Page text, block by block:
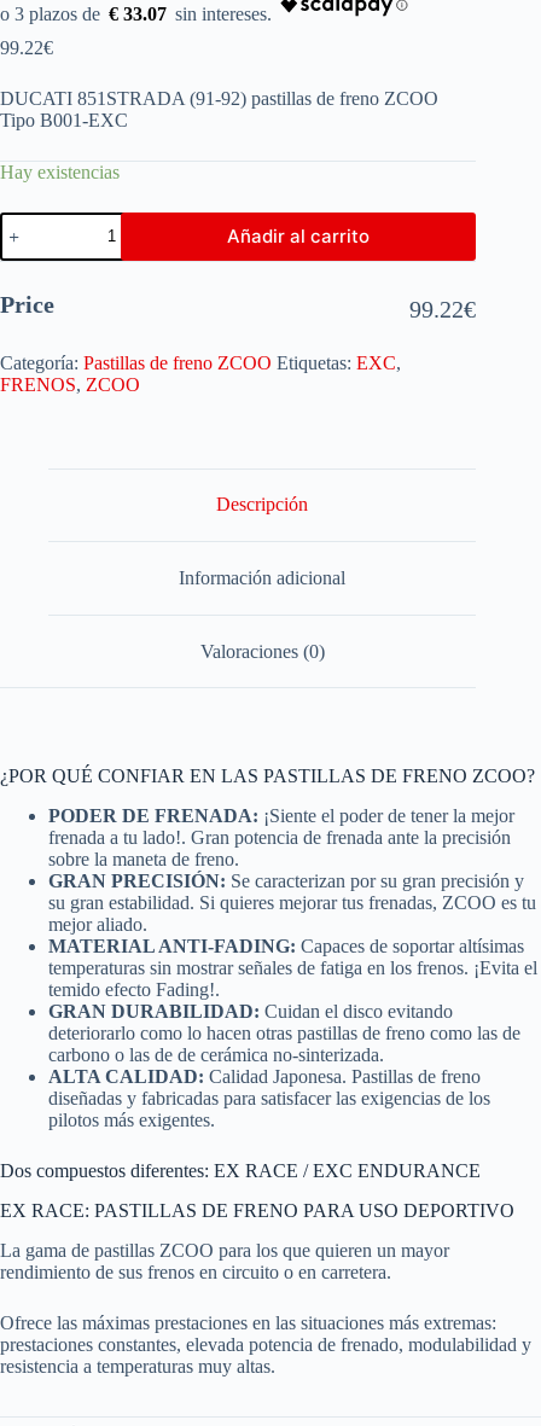
€ 33.07
99.22€
DUCATI 851STRADA (91-92) pastillas de freno ZCOO
Tipo B001-EXC
Hay existencias
Añadir al carrito
Price 99.22€
Categoría: Pastillas de freno ZCOO Etiquetas: EXC,
FRENOS, ZCOO
Descripción
Información adicional
Valoraciones (0)
¿POR QUÉ CONFIAR EN LAS PASTILLAS DE FRENO ZCOO?
PODER DE FRENADA: ¡Siente el poder de tener la mejor
frenada a tu lado!. Gran potencia de frenada ante la precisión
sobre la maneta de freno.
GRAN PRECISIÓN: Se caracterizan por su gran precisión y
su gran estabilidad. Si quieres mejorar tus frenadas, ZCOO es tu
mejor aliado.
MATERIAL ANTI-FADING: Capaces de soportar altísimas
temperaturas sin mostrar señales de fatiga en los frenos. ¡Evita el
temido efecto Fading!.
GRAN DURABILIDAD: Cuidan el disco evitando
deteriorarlo como lo hacen otras pastillas de freno como las de
carbono o las de de cerámica no-sinterizada.
ALTA CALIDAD: Calidad Japonesa. Pastillas de freno
diseñadas y fabricadas para satisfacer las exigencias de los
pilotos más exigentes.
Dos compuestos diferentes: EX RACE / EXC ENDURANCE
EX RACE: PASTILLAS DE FRENO PARA USO DEPORTIVO
La gama de pastillas ZCOO para los que quieren un mayor
rendimiento de sus frenos en circuito o en carretera.
Ofrece las máximas prestaciones en las situaciones más extremas:
prestaciones constantes, elevada potencia de frenado, modulabilidad y
resistencia a temperaturas muy altas.